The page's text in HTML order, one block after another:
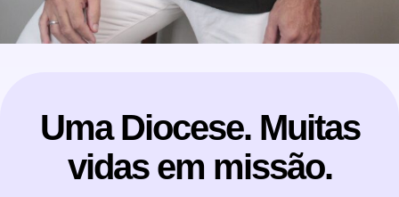
Uma Diocese. Muitas
vidas em missão.